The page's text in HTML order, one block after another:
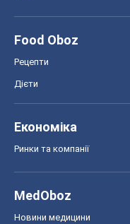
Food Oboz
Рецепти
Дієти
Економіка
Ринки та компанії
MedOboz
Новини медицини